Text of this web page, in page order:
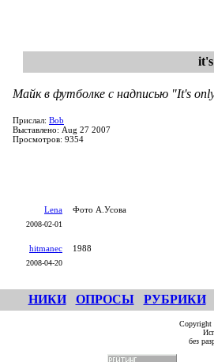
Майк в футболке с надписью "It's
Прислал: Bob
Выставлено: Aug 27 2007
Просмотров: 9354
Lena
2008-02-01
Фото А.Усова
hitmanec
2008-04-20
1988
НИКИ ОПРОСЫ РУБРИКИ
без